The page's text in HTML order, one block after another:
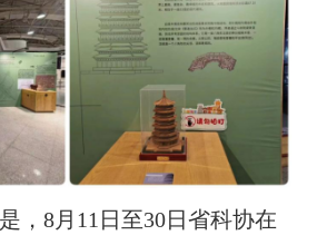
，8月11日至30日省科协在